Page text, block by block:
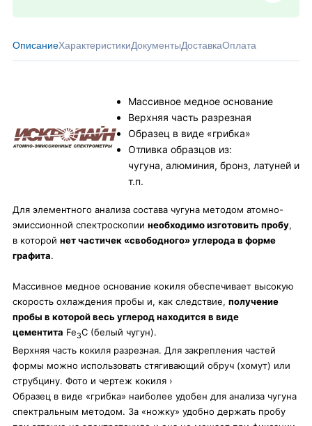
ОписаниеХарактеристикиДокументыДоставкаОплата
Массивное медное основание
Верхняя часть разрезная
Образец в виде «грибка»
Отливка образцов из:
чугуна, алюминия, бронз, латуней и
т.п.
Для элементного анализа состава чугуна методом атомно-
эмиссионной спектроскопии необходимо изготовить пробу,
в которой нет частичек «свободного» углерода в форме
графита.
Массивное медное основание кокиля обеспечивает высокую
скорость охлаждения пробы и, как следствие, получение
пробы в которой весь углерод находится в виде
цементита Fe3C (белый чугун).
Верхняя часть кокиля разрезная. Для закрепления частей
формы можно использовать стягивающий обруч (хомут) или
струбцину. Фото и чертеж кокиля ›
Образец в виде «грибка» наиболее удобен для анализа чугуна
спектральным методом. За «ножку» удобно держать пробу